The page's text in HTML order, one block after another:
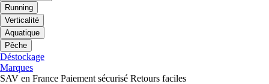
Running
Verticalité
Aquatique
Pêche
Déstockage
Marques
SAV en France Paiement sécurisé Retours faciles